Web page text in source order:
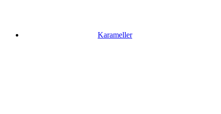
Karameller